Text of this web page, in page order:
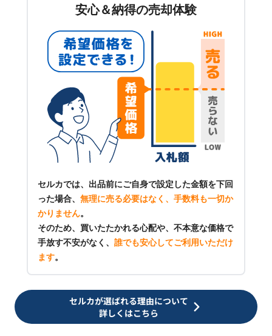
安心＆納得の売却体験
セルカでは、出品前にご自身で設定した金額を下回
った場合、 無理に売る必要はなく、手数料も一切か
かりません。
そのため、買いたたかれる心配や、不本意な価格で
手放す不安がなく、 誰でも安心してご利用いただけ
ます。
セルカが選ばれる理由について
詳しくはこちら